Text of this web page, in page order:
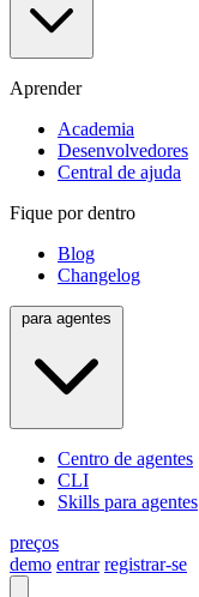
Aprender
Academia
Desenvolvedores
Central de ajuda
Fique por dentro
Blog
Changelog
Centro de agentes
CLI
Skills para agentes
preços
demo entrar registrar-se